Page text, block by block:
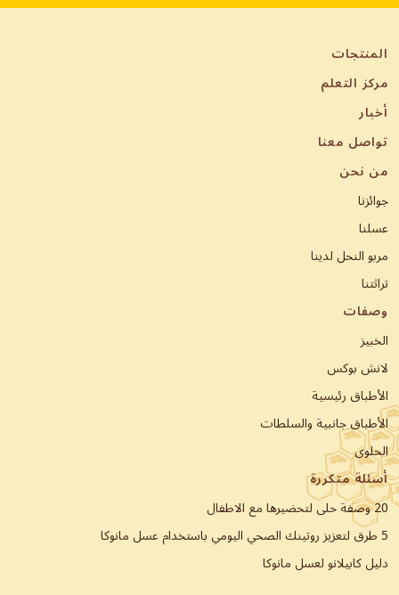
المنتجات
مركز التعلم
أخبار
تواصل معنا
من نحن
جوائزنا
عسلنا
مربو النحل لدينا
تراثتنا
وصفات
الخبيز
لانش بوكس
الأطباق رئيسية
الأطباق جانبية والسلطات
الحلوى
أسئلة متكررة
20 وصفة حلى لتحضيرها مع الاطفال
5 طرق لتعزيز روتينك الصحي اليومي باستخدام عسل مانوكا
دليل كابيلانو لعسل مانوكا